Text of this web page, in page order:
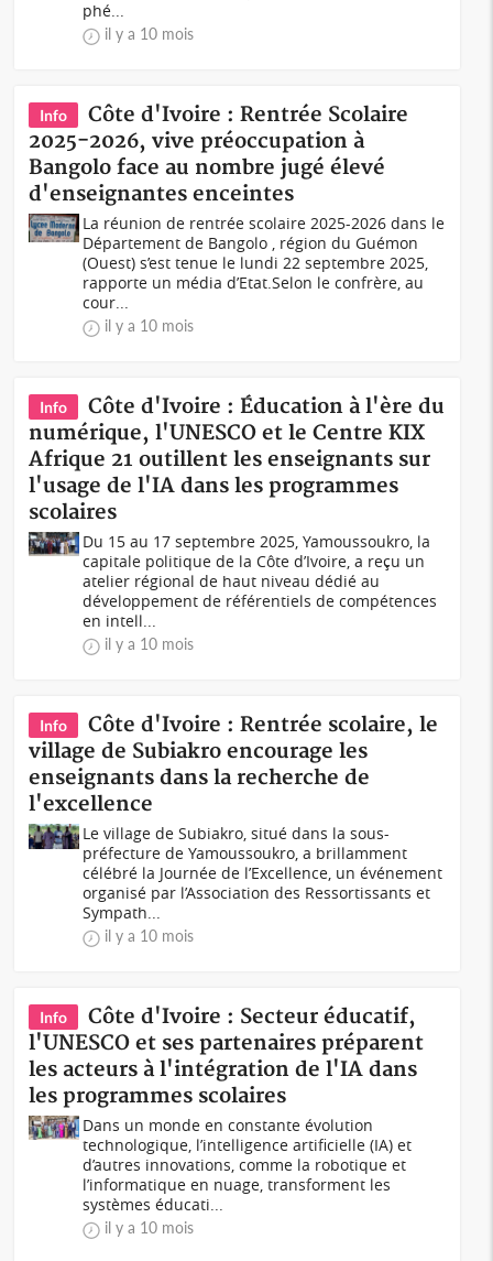
phé...
il y a 10 mois
Info
Côte d'Ivoire : Rentrée Scolaire
2025-2026, vive préoccupation à
Bangolo face au nombre jugé élevé
d'enseignantes enceintes
La réunion de rentrée scolaire 2025-2026 dans le
Département de Bangolo , région du Guémon
(Ouest) s’est tenue le lundi 22 septembre 2025,
rapporte un média d’Etat.Selon le confrère, au
cour...
il y a 10 mois
Info
Côte d'Ivoire : Éducation à l'ère du
numérique, l'UNESCO et le Centre KIX
Afrique 21 outillent les enseignants sur
l'usage de l'IA dans les programmes
scolaires
Du 15 au 17 septembre 2025, Yamoussoukro, la
capitale politique de la Côte d’Ivoire, a reçu un
atelier régional de haut niveau dédié au
développement de référentiels de compétences
en intell...
il y a 10 mois
Info
Côte d'Ivoire : Rentrée scolaire, le
village de Subiakro encourage les
enseignants dans la recherche de
l'excellence
Le village de Subiakro, situé dans la sous-
préfecture de Yamoussoukro, a brillamment
célébré la Journée de l’Excellence, un événement
organisé par l’Association des Ressortissants et
Sympath...
il y a 10 mois
Info
Côte d'Ivoire : Secteur éducatif,
l'UNESCO et ses partenaires préparent
les acteurs à l'intégration de l'IA dans
les programmes scolaires
Dans un monde en constante évolution
technologique, l’intelligence artificielle (IA) et
d’autres innovations, comme la robotique et
l’informatique en nuage, transforment les
systèmes éducati...
il y a 10 mois